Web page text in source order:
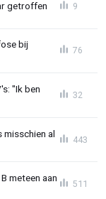
getroffen 9
bij
76
"Ik ben
32
misschien al
443
meteen aan
511